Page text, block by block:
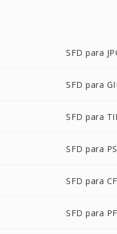
SFD para
SFD para
SFD para
SFD para PS
SFD para
SFD para